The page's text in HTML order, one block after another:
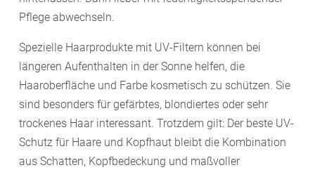
Pflege abwechseln.
Spezielle Haarprodukte mit UV-Filtern können bei
längeren Aufenthalten in der Sonne helfen, die
Haaroberfläche und Farbe kosmetisch zu schützen. Sie
sind besonders für gefärbtes, blondiertes oder sehr
trockenes Haar interessant. Trotzdem gilt: Der beste UV-
Schutz für Haare und Kopfhaut bleibt die Kombination
aus Schatten, Kopfbedeckung und maßvoller